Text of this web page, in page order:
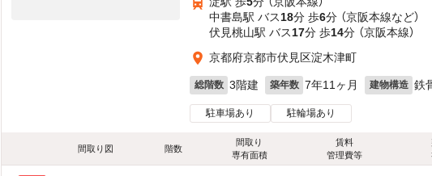
中書島駅 バス18分 歩6分 （京阪本線など）
伏見桃山駅 バス17分 歩14分 （京阪本線）
京都府京都市伏見区淀木津町
総階数 3階建 築年数 7年11ヶ月 建物構造 鉄
駐車場あり 駐輪場あり
間取り図 階数
間取り
専有面積
賃料
管理費等